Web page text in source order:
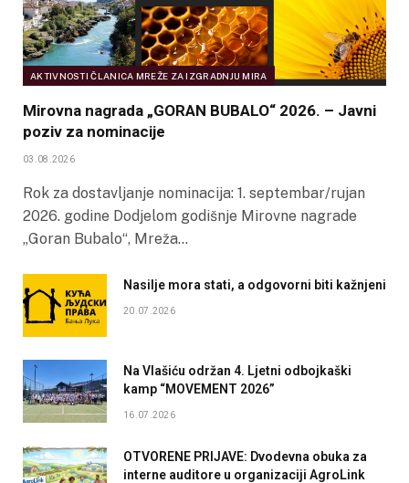
AKTIVNOSTI ČLANICA MREŽE ZA IZGRADNJU MIRA
Mirovna nagrada „GORAN BUBALO“ 2026. – Javni
poziv za nominacije
03.08.2026
Rok za dostavljanje nominacija: 1. septembar/rujan
2026. godine Dodjelom godišnje Mirovne nagrade
„Goran Bubalo“, Mreža…
Nasilje mora stati, a odgovorni biti kažnjeni
20.07.2026
Na Vlašiću održan 4. Ljetni odbojkaški
kamp “MOVEMENT 2026”
16.07.2026
OTVORENE PRIJAVE: Dvodevna obuka za
interne auditore u organizaciji AgroLink